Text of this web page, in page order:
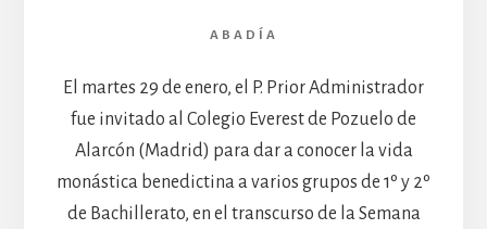
ABADÍA
El martes 29 de enero, el P. Prior Administrador
fue invitado al Colegio Everest de Pozuelo de
Alarcón (Madrid) para dar a conocer la vida
monástica benedictina a varios grupos de 1º y 2º
de Bachillerato, en el transcurso de la Semana